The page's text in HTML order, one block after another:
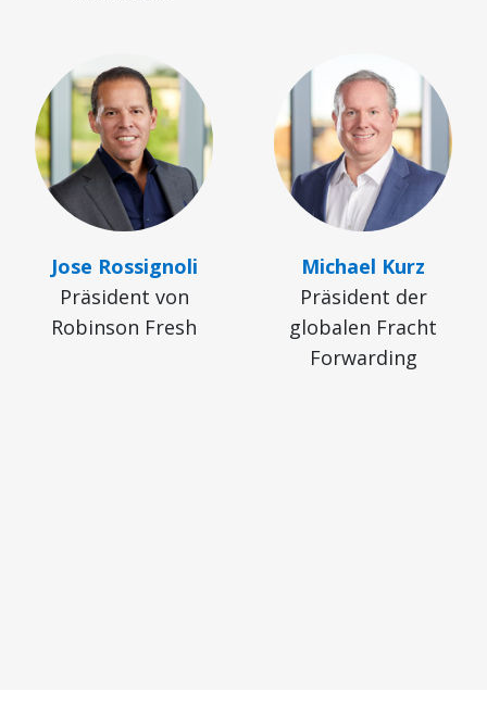
Jose Rossignoli
Präsident von
Robinson Fresh
Michael Kurz
Präsident der
globalen Fracht
Forwarding